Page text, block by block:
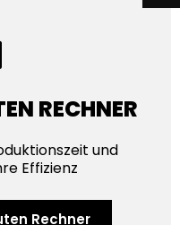
RECHNER
und
Effizienz
Rechner